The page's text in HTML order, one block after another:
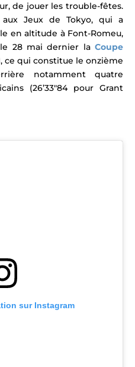
de jouer les trouble-fêtes.
Jeux de Tokyo, qui a
en altitude à Font-Romeu,
28 mai dernier la Coupe
ce qui constitue le onzième
notamment quatre
(26’33″84 pour Grant
sur Instagram